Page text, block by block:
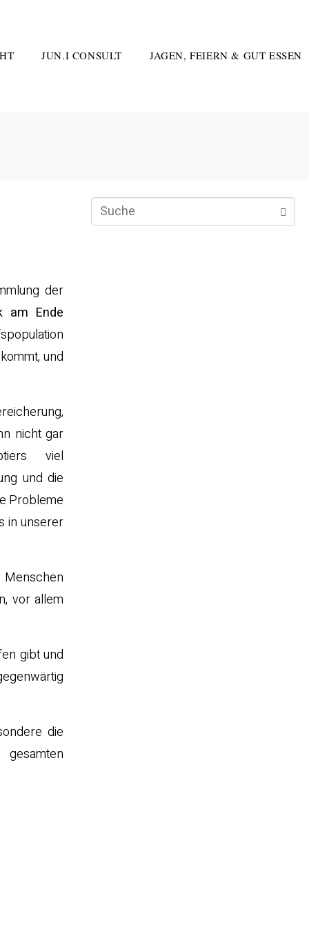
JUN.I CONSULT JAGEN, FEIERN & GUT ESSEN
der
am Ende
und
nicht gar
viel
und die
Probleme
in unserer
vor allem
gibt und
die